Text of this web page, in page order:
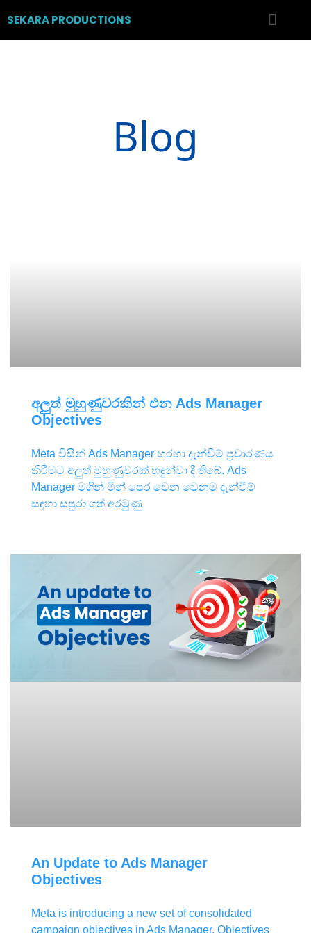
SEKARA PRODUCTIONS
Blog
අලුත් මුහුණුවරකින් එන Ads Manager
Objectives
Meta විසින් Ads Manager හරහා දැන්වීම් ප්‍රචාරණය
කිරීමට අලුත් මුහුණුවරක් හඳුන්වා දී තිබේ. Ads
Manager මගින් මින් පෙර වෙන වෙනම දැන්වීම්
සඳහා සපුරා ගත් අරමුණු
An Update to Ads Manager
Objectives
Meta is introducing a new set of consolidated
campaign objectives in Ads Manager. Objectives